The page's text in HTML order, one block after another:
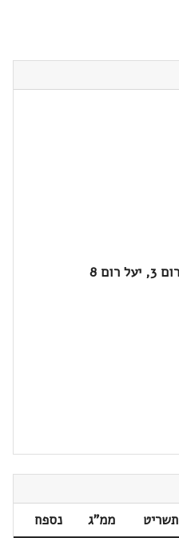
תשריט ממ"ג
נספח